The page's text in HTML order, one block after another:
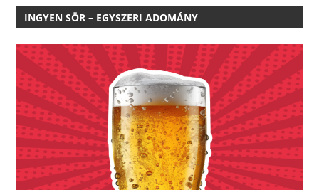
INGYEN SÖR – EGYSZERI ADOMÁNY